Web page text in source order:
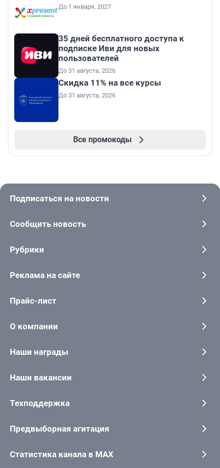
До 1 января, 2027
35 дней бесплатного доступа к
подписке Иви для новых
пользователей
До 31 августа, 2026
Скидка 11% на все курсы
До 31 августа, 2026
Все промокоды
Подписаться на новости
Сообщить новость
Рубрики
Реклама на сайте
Прайс-лист
О компании
Наши награды
Наши вакансии
Техподдержка
Предвыборная агитация
Статистика канала в MAX